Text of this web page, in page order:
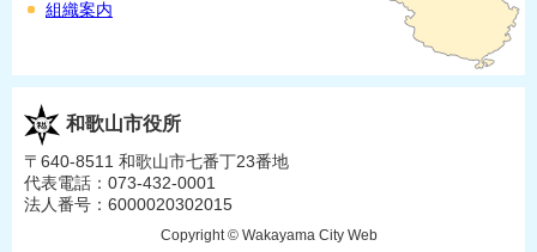
組織案内
和歌山市役所
〒640-8511 和歌山市七番丁23番地
代表電話：073-432-0001
法人番号：6000020302015
Copyright © Wakayama City Web